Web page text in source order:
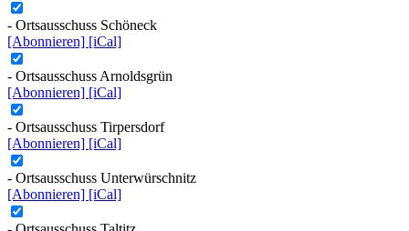
- Ortsausschuss Schöneck
[Abonnieren] [iCal]
- Ortsausschuss Arnoldsgrün
[Abonnieren] [iCal]
- Ortsausschuss Tirpersdorf
[Abonnieren] [iCal]
- Ortsausschuss Unterwürschnitz
[Abonnieren] [iCal]